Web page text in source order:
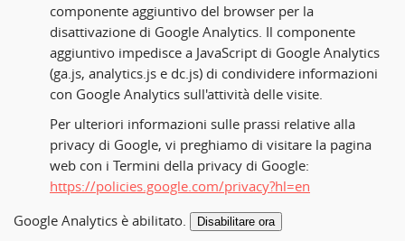
componente aggiuntivo del browser per la
disattivazione di Google Analytics. Il componente
aggiuntivo impedisce a JavaScript di Google Analytics
(ga.js, analytics.js e dc.js) di condividere informazioni
con Google Analytics sull'attività delle visite.
Per ulteriori informazioni sulle prassi relative alla
privacy di Google, vi preghiamo di visitare la pagina
web con i Termini della privacy di Google:
https://policies.google.com/privacy?hl=en
Google Analytics è abilitato.
Disabilitare ora